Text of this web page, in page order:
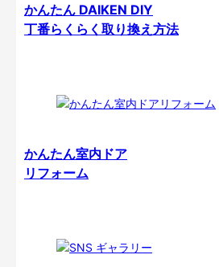
かんたん DAIKEN DIY
丁番らくらく取り換え方法
かんたん室内ドア
リフォーム